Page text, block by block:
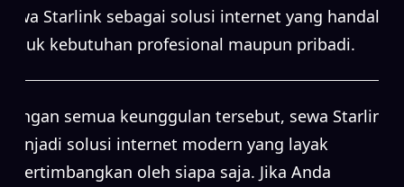
sewa Starlink sebagai solusi internet yang handal
untuk kebutuhan profesional maupun pribadi.
Dengan semua keunggulan tersebut, sewa Starlink
menjadi solusi internet modern yang layak
dipertimbangkan oleh siapa saja. Jika Anda